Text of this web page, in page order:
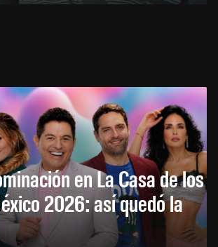
en La Casa de los
2026: así quedó la